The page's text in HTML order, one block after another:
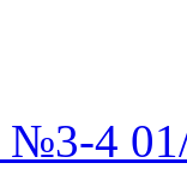
№3-4